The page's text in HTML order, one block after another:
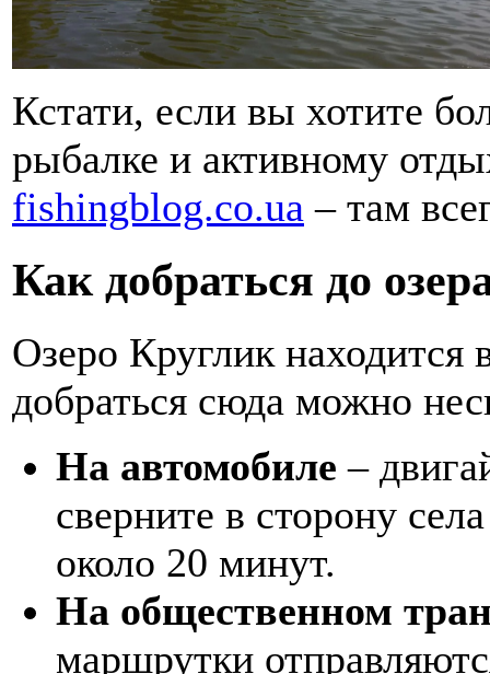
Кстати, если вы хотите
рыбалке и активному
fishingblog.co.ua – там
Как добраться до
Озеро Круглик находится
добраться сюда можно
На автомобиле –
сверните в сторону
около 20 минут.
На общественном
маршрутки